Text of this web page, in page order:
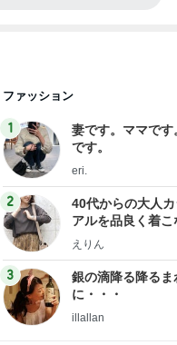
ファッション
1
妻です。ママです
です。
eri.
2
40代からの大人
アルを品良く着こ
ファッションブロ
えりん
3
銀の滴降る降るま
に・・・
illallan